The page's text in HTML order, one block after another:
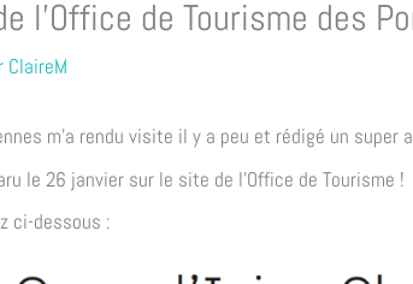
l’Office de Tourisme des
ClaireM
m’a rendu visite il y a peu et rédigé un super
le 26 janvier sur le site de l’Office de Tourisme !
ci-dessous :